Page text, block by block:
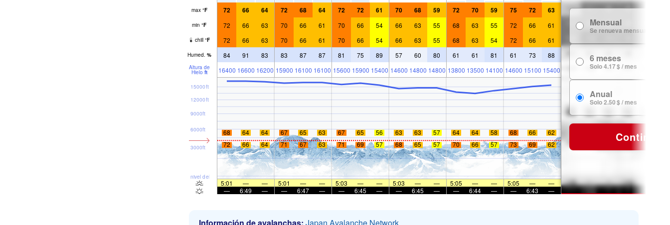
max °F 72 66 64 72 68 64 72 72 61 70 68 59 72 70 59 75 72 63
min °F 72 66 63 70 66 61 70 66 54 66 63 55 68 63 55 72 66 61
chill °F 72 66 63 70 66 61 70 66 54 66 63 55 68 63 54 72 66 61
Humed. % 84 91 83 83 87 87 81 75 89 57 60 80 61 61 81 61 73 88
Altura de
Hielo ft 16400 16600 16200 15900 16100 16100 15600 15900 15400 14600 14800 14800 13800 13500 14100 14600 15100 15400
nivel del mar
3000ft
6000ft
9000ft
12000ft
15000ft
68 64 64 67 65 63 67 65 56 63 63 57 64 64 58 68 66
62
72
66 64 71 67 63 71 69 57 68 65 57 70 66 57 73 69 62
5:01 — — 5:01 — — 5:03 — — 5:03 — — 5:05 — — 5:05 —
—
—
6:49 — — 6:47 — — 6:45 — — 6:45 — — 6:44 — — 6:43 —
Mensual
Se renueva mensualmente
6 meses
Solo 4.17 $ / mes
Anual
Solo 2.50 $ / mes
Continuar